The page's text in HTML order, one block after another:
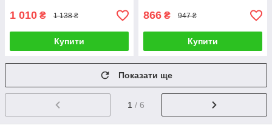
1 010 ₴ 1 138 ₴
Купити
866 ₴ 947 ₴
Купити
Показати ще
1 / 6